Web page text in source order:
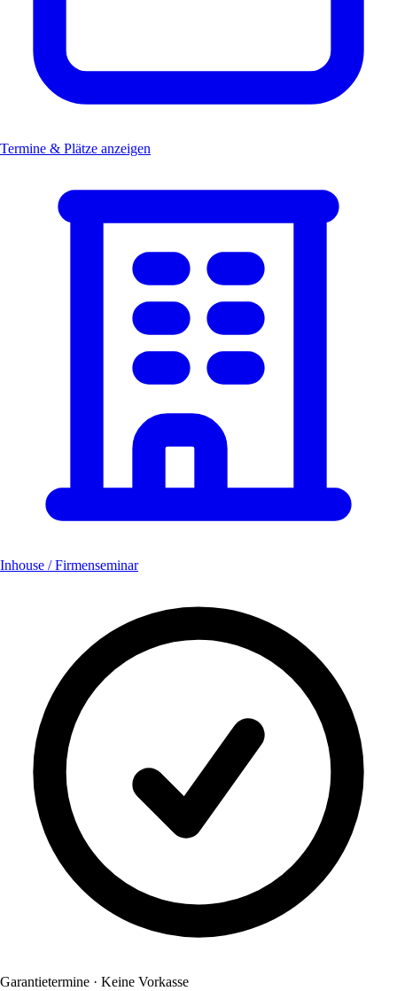
Termine & Plätze anzeigen
Inhouse / Firmenseminar
Garantietermine · Keine Vorkasse